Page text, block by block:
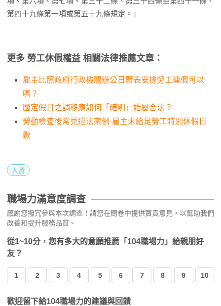
第四十九條第一項或第五十九條規定。」
更多 勞工休假權益 相關法律推薦文章：
雇主比照政府行政機關辦公日曆表安排勞工連假可以
嗎？
國定假日之調移應如何「確明」始屬合法？
勞動檢查後常見違法案例-雇主未給足勞工特別休假日
數
人資
職場力滿意度調查
感謝您撥冗參與本次調查！請您在問卷中提供寶貴意見，以幫助我們
改善和提升服務品質。
從1~10分，您有多大的意願推薦「104職場力」給親朋好
友？
1 2 3 4 5 6 7 8 9 10
歡迎留下給104職場力的建議與回饋